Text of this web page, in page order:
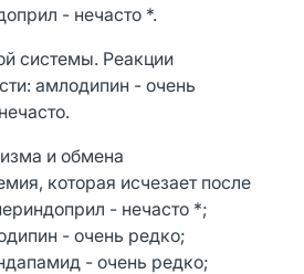
- нечасто *.
системы. Реакции
амлодипин - очень
и обмена
которая исчезает после
- нечасто *;
- очень редко;
- очень редко;